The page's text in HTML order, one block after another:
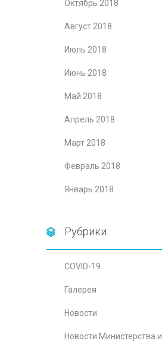
Октябрь 2018
Август 2018
Июль 2018
Июнь 2018
Май 2018
Апрель 2018
Март 2018
Февраль 2018
Январь 2018
Рубрики
COVID-19
Галерея
Новости
Новости Министерства и